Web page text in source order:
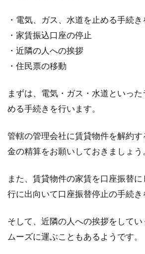
・電気、ガス、水道を止める手続き
・家賃振込口座の停止
・近隣の人への挨拶
・住民票の移動
まずは、電気・ガス・水道といっ
める手続きを行います。
管轄の管理会社に賃貸物件を解約
金の精算をお願いしておきましょう
また、賃貸物件の家賃を口座振替
行に出向いて口座振替停止の手続き
そして、近隣の人への挨拶をしてい
ムーズに運ぶこともあるようです。